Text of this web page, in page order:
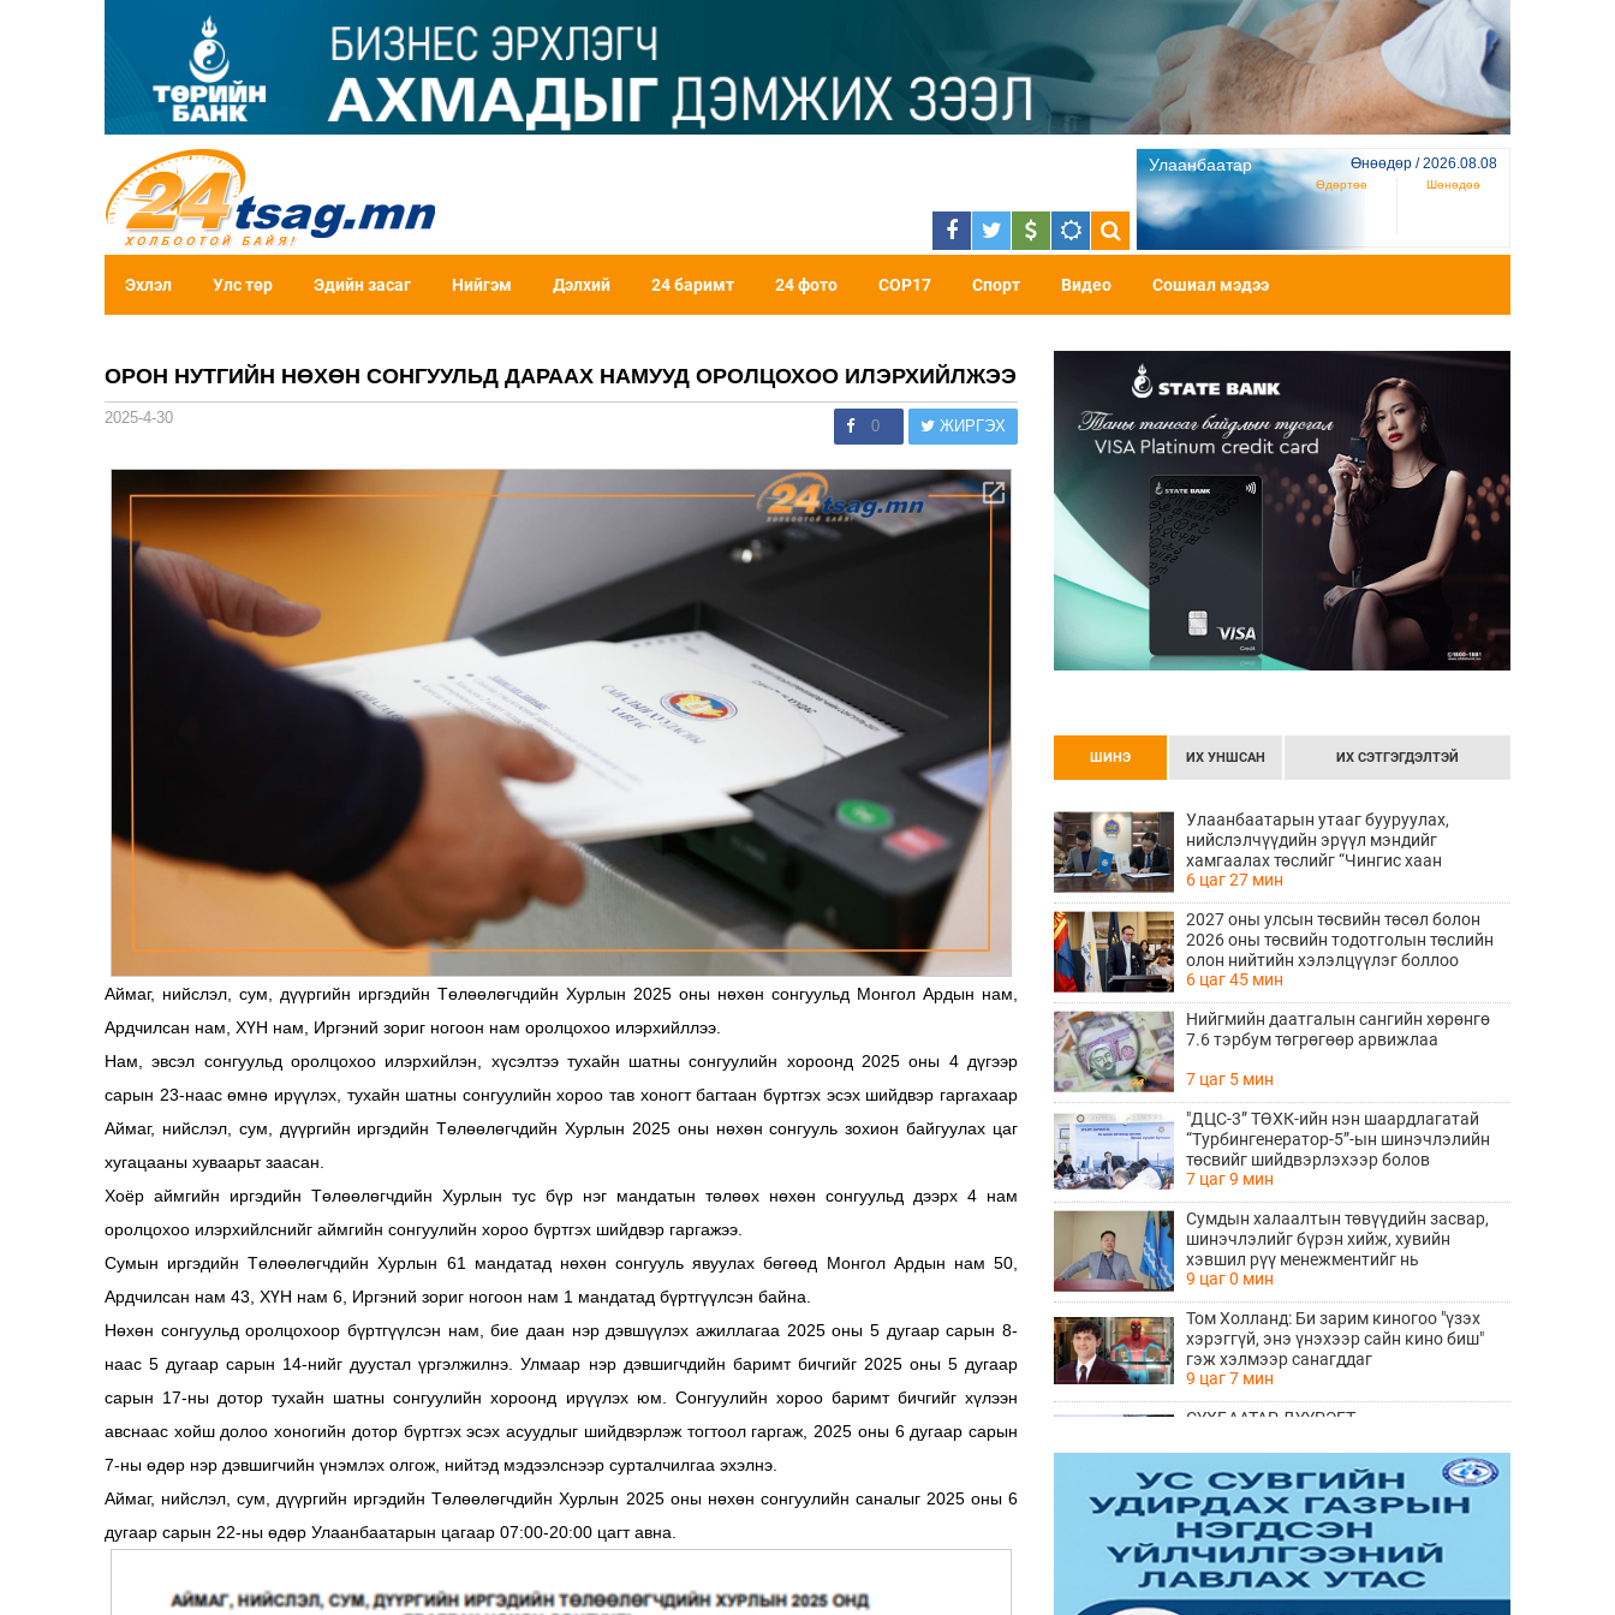
Улаанбаатар Өнөөдөр / 2026.08.08
Өдөртөө Шөнөдөө
Эхлэл Улс төр Эдийн засаг Нийгэм Дэлхий 24 баримт 24 фото COP17 Спорт Видео Сошиал мэдээ
ОРОН НУТГИЙН НӨХӨН СОНГУУЛЬД ДАРААХ НАМУУД ОРОЛЦОХОО ИЛЭРХИЙЛЖЭЭ
2025-4-30 0 ЖИРГЭХ
Аймаг, нийслэл, сум, дүүргийн иргэдийн Төлөөлөгчдийн Хурлын 2025 оны нөхөн сонгуульд Монгол Ардын нам,
Ардчилсан нам, ХҮН нам, Иргэний зориг ногоон нам оролцохоо илэрхийллээ.
Нам, эвсэл сонгуульд оролцохоо илэрхийлэн, хүсэлтээ тухайн шатны сонгуулийн хороонд 2025 оны 4 дүгээр
сарын 23-наас өмнө ирүүлэх, тухайн шатны сонгуулийн хороо тав хоногт багтаан бүртгэх эсэх шийдвэр гаргахаар
Аймаг, нийслэл, сум, дүүргийн иргэдийн Төлөөлөгчдийн Хурлын 2025 оны нөхөн сонгууль зохион байгуулах цаг
хугацааны хуваарьт заасан.
Хоёр аймгийн иргэдийн Төлөөлөгчдийн Хурлын тус бүр нэг мандатын төлөөх нөхөн сонгуульд дээрх 4 нам
оролцохоо илэрхийлснийг аймгийн сонгуулийн хороо бүртгэх шийдвэр гаргажээ.
Сумын иргэдийн Төлөөлөгчдийн Хурлын 61 мандатад нөхөн сонгууль явуулах бөгөөд Монгол Ардын нам 50,
Ардчилсан нам 43, ХҮН нам 6, Иргэний зориг ногоон нам 1 мандатад бүртгүүлсэн байна.
Нөхөн сонгуульд оролцохоор бүртгүүлсэн нам, бие даан нэр дэвшүүлэх ажиллагаа 2025 оны 5 дугаар сарын 8-
наас 5 дугаар сарын 14-нийг дуустал үргэлжилнэ. Улмаар нэр дэвшигчдийн баримт бичгийг 2025 оны 5 дугаар
сарын 17-ны дотор тухайн шатны сонгуулийн хороонд ирүүлэх юм. Сонгуулийн хороо баримт бичгийг хүлээн
авснаас хойш долоо хоногийн дотор бүртгэх эсэх асуудлыг шийдвэрлэж тогтоол гаргаж, 2025 оны 6 дугаар сарын
7-ны өдөр нэр дэвшигчийн үнэмлэх олгож, нийтэд мэдээлснээр сурталчилгаа эхэлнэ.
Аймаг, нийслэл, сум, дүүргийн иргэдийн Төлөөлөгчдийн Хурлын 2025 оны нөхөн сонгуулийн саналыг 2025 оны 6
дугаар сарын 22-ны өдөр Улаанбаатарын цагаар 07:00-20:00 цагт авна.
ШИНЭ ИХ УНШСАН ИХ СЭТГЭГДЭЛТЭЙ
Улаанбаатарын утааг бууруулах,
нийслэлчүүдийн эрүүл мэндийг
хамгаалах төслийг “Чингис хаан
баялгийн сан нэгдэл” ХХК-тай хамтран
хэрэгжүүлнэ
6 цаг 27 мин
2027 оны улсын төсвийн төсөл болон
2026 оны төсвийн тодотголын төслийн
олон нийтийн хэлэлцүүлэг боллоо
6 цаг 45 мин
Нийгмийн даатгалын сангийн хөрөнгө
7.6 тэрбум төгрөгөөр арвижлаа
7 цаг 5 мин
"ДЦС-3” ТӨХК-ийн нэн шаардлагатай
“Турбингенератор-5”-ын шинэчлэлийн
төсвийг шийдвэрлэхээр болов
7 цаг 9 мин
Сумдын халаалтын төвүүдийн засвар,
шинэчлэлийг бүрэн хийж, хувийн
хэвшил рүү менежментийг нь
шилжүүлсэн гэдгийг онцоллоо
9 цаг 0 мин
Том Холланд: Би зарим киногоо "үзэх
хэрэггүй, энэ үнэхээр сайн кино биш"
гэж хэлмээр санагддаг
9 цаг 7 мин
СҮХБААТАР ДҮҮРЭГТ
ҮРГЭЛЖИЛЖ БАЙНА
11 цаг 4 мин
Ирэх 10 хоногийн цаг агаарын
урьдчилсан төлөв
11 цаг 11 мин